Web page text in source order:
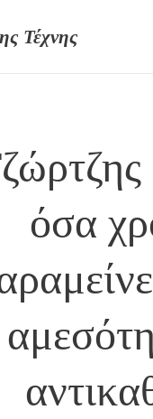
Τέχνης
όσα